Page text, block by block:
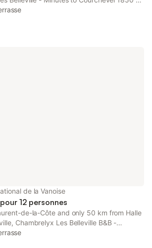
accommodation with mountain views, free
parking.
de la Vanoise
12 personnes
de-la-Côte and only 50 km from Halle
Chambrelyx Les Belleville B&B -
accommodation with mountain views,
parking. It is set 5.